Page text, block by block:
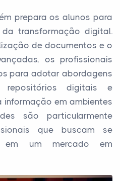
prepara os alunos para
transformação digital.
de documentos e o
os profissionais
para adotar abordagens
repositórios digitais e
em ambientes
são particularmente
que buscam se
em um mercado em